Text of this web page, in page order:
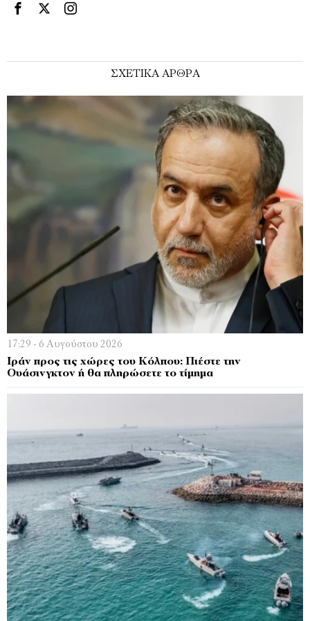
ΣΧΕΤΙΚΑ ΑΡΘΡΑ
17:29 - 6 Αυγούστου 2026
Ιράν προς τις χώρες του Κόλπου: Πιέστε την
Ουάσινγκτον ή θα πληρώσετε το τίμημα